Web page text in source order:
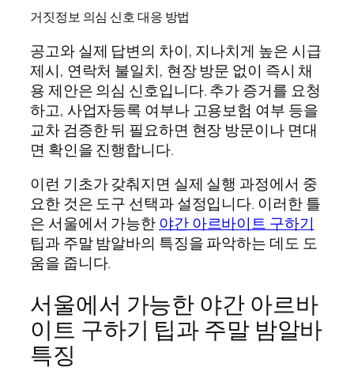
거짓정보 의심 신호 대응 방법
공고와 실제 답변의 차이, 지나치게 높은 시급
제시, 연락처 불일치, 현장 방문 없이 즉시 채
용 제안은 의심 신호입니다. 추가 증거를 요청
하고, 사업자등록 여부나 고용보험 여부 등을
교차 검증한 뒤 필요하면 현장 방문이나 면대
면 확인을 진행합니다.
이런 기초가 갖춰지면 실제 실행 과정에서 중
요한 것은 도구 선택과 설정입니다. 이러한 틀
은 서울에서 가능한야간 아르바이트 구하기
팁과 주말 밤알바의 특징을 파악하는 데도 도
움을 줍니다.
서울에서 가능한 야간 아르바
이트 구하기 팁과 주말 밤알바
특징